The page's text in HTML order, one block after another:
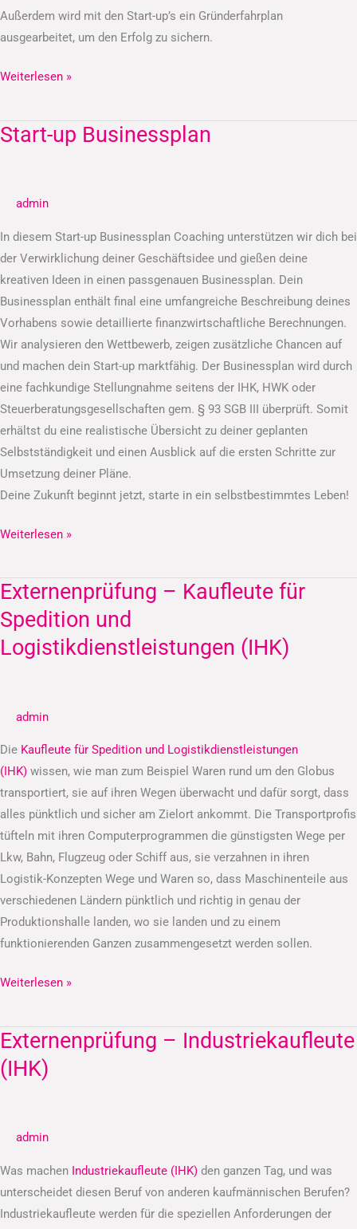
Außerdem wird mit den Start-up’s ein Gründerfahrplan
ausgearbeitet, um den Erfolg zu sichern.
Weiterlesen »
Start-up Businessplan
admin
In diesem Start-up Businessplan Coaching unterstützen wir dich bei
der Verwirklichung deiner Geschäftsidee und gießen deine
kreativen Ideen in einen passgenauen Businessplan. Dein
Businessplan enthält final eine umfangreiche Beschreibung deines
Vorhabens sowie detaillierte finanzwirtschaftliche Berechnungen.
Wir analysieren den Wettbewerb, zeigen zusätzliche Chancen auf
und machen dein Start-up marktfähig. Der Businessplan wird durch
eine fachkundige Stellungnahme seitens der IHK, HWK oder
Steuerberatungsgesellschaften gem. § 93 SGB III überprüft. Somit
erhältst du eine realistische Übersicht zu deiner geplanten
Selbstständigkeit und einen Ausblick auf die ersten Schritte zur
Umsetzung deiner Pläne.
Deine Zukunft beginnt jetzt, starte in ein selbstbestimmtes Leben!
Start-
Weiterlesen »
Externenprüfung – Kaufleute für
Spedition und
Logistikdienstleistungen (IHK)
admin
Die Kaufleute für Spedition und Logistikdienstleistungen
(IHK) wissen, wie man zum Beispiel Waren rund um den Globus
transportiert, sie auf ihren Wegen überwacht und dafür sorgt, dass
alles pünktlich und sicher am Zielort ankommt. Die Transportprofis
tüfteln mit ihren Computerprogrammen die günstigsten Wege per
Lkw, Bahn, Flugzeug oder Schiff aus, sie verzahnen in ihren
Logistik-Konzepten Wege und Waren so, dass Maschinenteile aus
verschiedenen Ländern pünktlich und richtig in genau der
Produktionshalle landen, wo sie landen und zu einem
funktionierenden Ganzen zusammengesetzt werden sollen.
Externenprüfung
–
Kaufleute
für
Logistikdienstleistungen
Weiterlesen »
Externenprüfung – Industriekaufleute
(IHK)
admin
Was machen Industriekaufleute (IHK) den ganzen Tag, und was
unterscheidet diesen Beruf von anderen kaufmännischen Berufen?
Industriekaufleute werden für die speziellen Anforderungen der
Externenprüfung
–
Industriekaufleute